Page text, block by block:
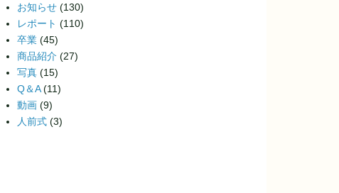
お知らせ (130)
レポート (110)
卒業 (45)
商品紹介 (27)
写真 (15)
Q＆A(11)
動画 (9)
人前式 (3)